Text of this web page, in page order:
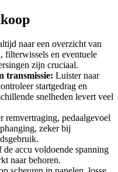
naar een overzicht van
filterwissels en eventuele
zijn cruciaal.
transmissie: Luister naar
startgedrag en
snelheden levert veel
remvertraging, pedaalgevoel
zeker bij
de accu voldoende spanning
naar behoren.